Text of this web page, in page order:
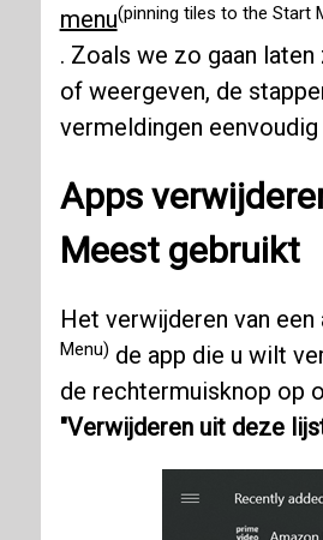
menu(pinning tiles to the Start
. Zoals we zo gaan
of weergeven, de
vermeldingen
Apps
Meest gebruikt
Het verwijderen van
Menu) de app die u wilt
de rechtermuisknop op
"Verwijderen uit deze